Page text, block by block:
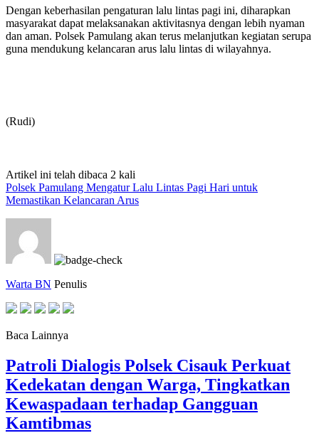
Dengan keberhasilan pengaturan lalu lintas pagi ini, diharapkan
masyarakat dapat melaksanakan aktivitasnya dengan lebih nyaman
dan aman. Polsek Pamulang akan terus melanjutkan kegiatan serupa
guna mendukung kelancaran arus lalu lintas di wilayahnya.
(Rudi)
Artikel ini telah dibaca 2 kali
Polsek Pamulang Mengatur Lalu Lintas Pagi Hari untuk
Memastikan Kelancaran Arus
Warta BN Penulis
Baca Lainnya
Patroli Dialogis Polsek Cisauk Perkuat
Kedekatan dengan Warga, Tingkatkan
Kewaspadaan terhadap Gangguan
Kamtibmas